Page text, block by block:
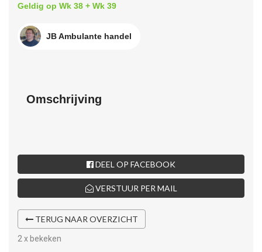
Geldig op Wk 38 + Wk 39
JB Ambulante handel
Omschrijving
DEEL OP FACEBOOK
VERSTUUR PER MAIL
TERUG NAAR OVERZICHT
2 x bekeken